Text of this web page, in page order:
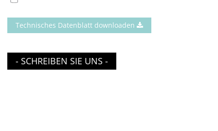
Technisches Datenblatt downloaden
- SCHREIBEN SIE UNS -